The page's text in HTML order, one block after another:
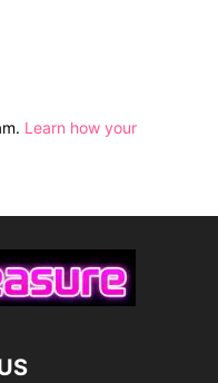
Learn how your